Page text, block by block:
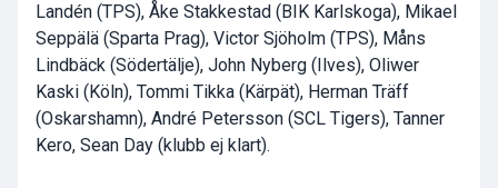
Landén (TPS), Åke Stakkestad (BIK Karlskoga), Mikael
Seppälä (Sparta Prag), Victor Sjöholm (TPS), Måns
Lindbäck (Södertälje), John Nyberg (Ilves), Oliwer
Kaski (Köln), Tommi Tikka (Kärpät), Herman Träff
(Oskarshamn), André Petersson (SCL Tigers), Tanner
Kero, Sean Day (klubb ej klart).